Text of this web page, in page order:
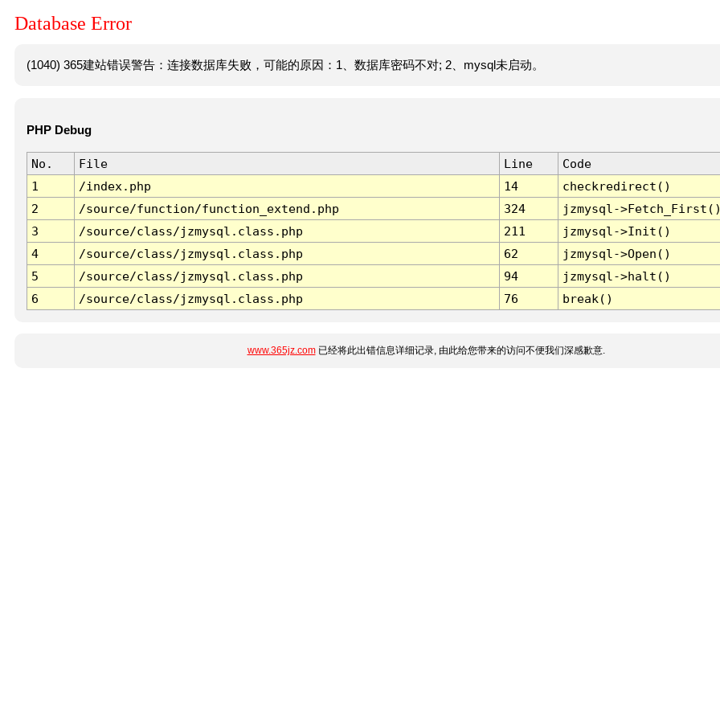
Database Error
(1040) 365建站错误警告：连接数据库失败，可能的原因：1、数据库密码不对; 2、mysql未启动。
PHP Debug
No. File Line
Code
1
/index.php 14
checkredirect()
2
/source/function/function_extend.php 324
jzmysql-
3
/source/class/jzmysql.class.php 211
jzmysql->Init()
4
/source/class/jzmysql.class.php 62
jzmysql->Open()
5
/source/class/jzmysql.class.php 94
jzmysql->halt()
6
/source/class/jzmysql.class.php 76 break()
www.365jz.com已经将此出错信息详细记录, 由此给您带来的访问不便我们深感歉意.